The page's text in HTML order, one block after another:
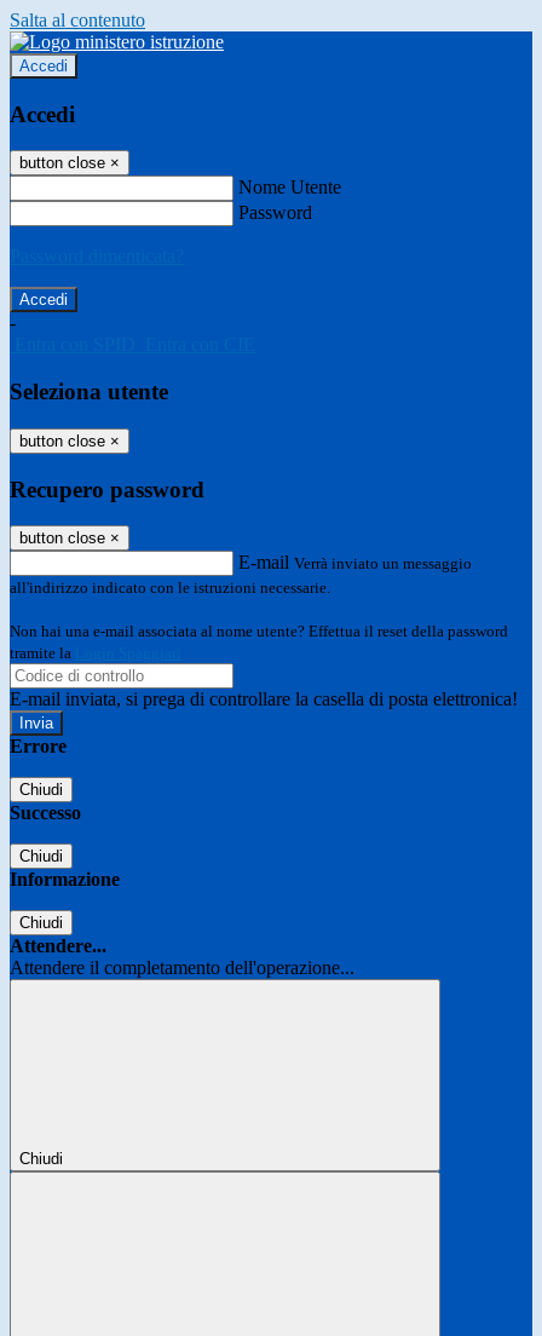
Salta al contenuto
Accedi
Accedi
button close ×
Nome Utente
Password
-
Seleziona utente
button close ×
Recupero password
button close ×
E-mail Verrà inviato un messaggio
all'indirizzo indicato con le istruzioni necessarie.
Non hai una e-mail associata al nome utente? Effettua il reset della password
tramite la
E-mail inviata, si prega di controllare la casella di posta elettronica!
Errore
Chiudi
Successo
Chiudi
Informazione
Chiudi
Attendere...
Attendere il completamento dell'operazione...
Chiudi